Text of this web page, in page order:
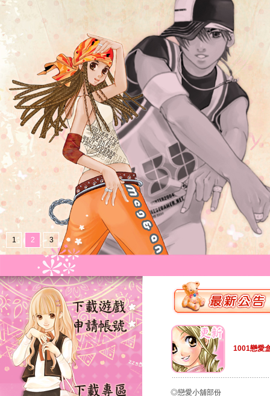
1 2 3
1001戀愛
◎戀愛小舖部份